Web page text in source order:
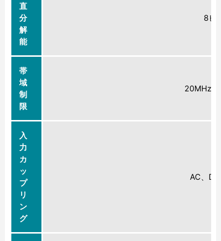
直
分
解
能
8ビ
帯
域
制
限
20MHz
入
力
カ
ッ
プ
リ
ン
グ
AC、